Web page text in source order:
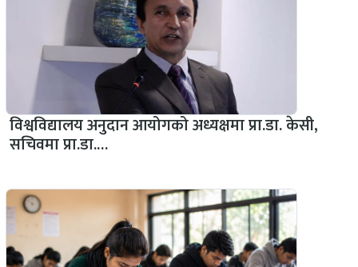
विश्वविद्यालय अनुदान आयोगको अध्यक्षमा प्रा.डा. केसी,
सचिवमा प्रा.डा.…